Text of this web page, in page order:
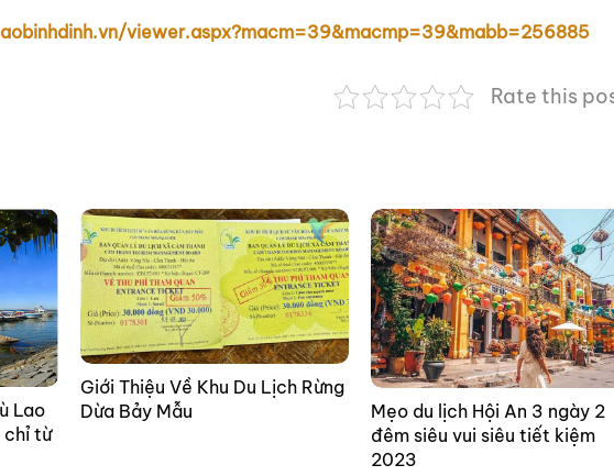
viewer.aspx?macm=39&macmp=39&mabb=256885
Rate this
Lao
chỉ từ
Giới Thiệu Về Khu Du Lịch Rừng
Dừa Bảy Mẫu
Mẹo du lịch Hội An 3 ngày 2
đêm siêu vui siêu tiết kiệm
2023